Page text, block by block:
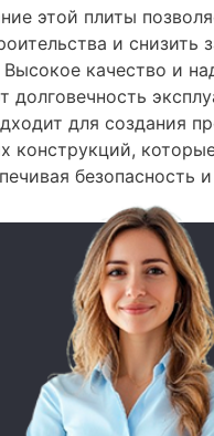
этой плиты
и снизить
качество и
долговечность
для создания
конструкций,
безопасность